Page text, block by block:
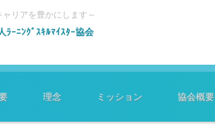
ﾗｰﾆﾝｸﾞｽｷﾙﾏｲｽﾀｰ協会
リアを豊かにします～
理念 ミッション 協会概要